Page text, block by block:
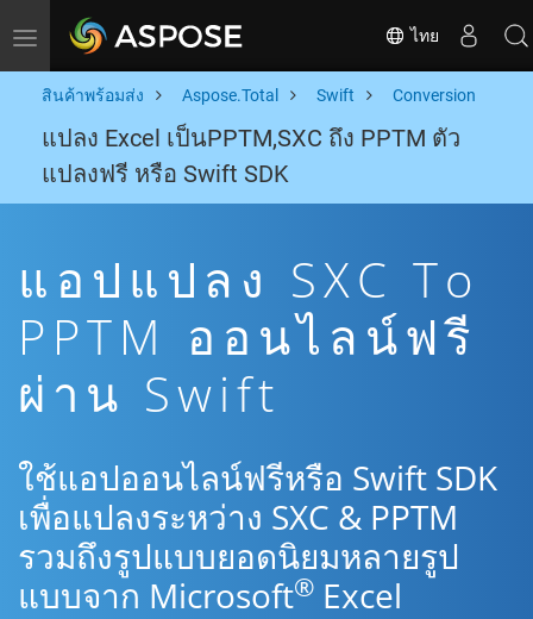
Toggle navigation ไทย
สินค้าพร้อมส่ง Aspose.Total Swift Conversion
แปลง Excel เป็นPPTM,SXC ถึง PPTM ตัว
แปลงฟรี หรือ Swift SDK
แอปแปลง SXC To
PPTM ออนไลน์ฟรี
ผ่าน Swift
ใช้แอปออนไลน์ฟรีหรือ Swift SDK
เพื่อแปลงระหว่าง SXC & PPTM
รวมถึงรูปแบบยอดนิยมหลายรูป
แบบจาก Microsoft® Excel